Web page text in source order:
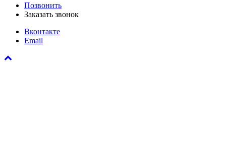
Позвонить
Заказать звонок
Вконтакте
Email